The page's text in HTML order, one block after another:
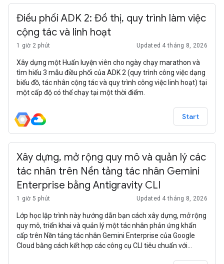
Điều phối ADK 2: Đồ thị, quy trình làm việc
cộng tác và linh hoạt
1 giờ 2 phút Updated 4 tháng 8, 2026
Xây dựng một Huấn luyện viên cho ngày chạy marathon và
tìm hiểu 3 mẫu điều phối của ADK 2 (quy trình công việc dạng
biểu đồ, tác nhân cộng tác và quy trình công việc linh hoạt) tại
một cấp độ có thể chạy tại một thời điểm.
Start
Xây dựng, mở rộng quy mô và quản lý các
tác nhân trên Nền tảng tác nhân Gemini
Enterprise bằng Antigravity CLI
1 giờ 5 phút Updated 4 tháng 8, 2026
Lớp học lập trình này hướng dẫn bạn cách xây dựng, mở rộng
quy mô, triển khai và quản lý một tác nhân phản ứng khẩn
cấp trên Nền tảng tác nhân Gemini Enterprise của Google
Cloud bằng cách kết hợp các công cụ CLI tiêu chuẩn với